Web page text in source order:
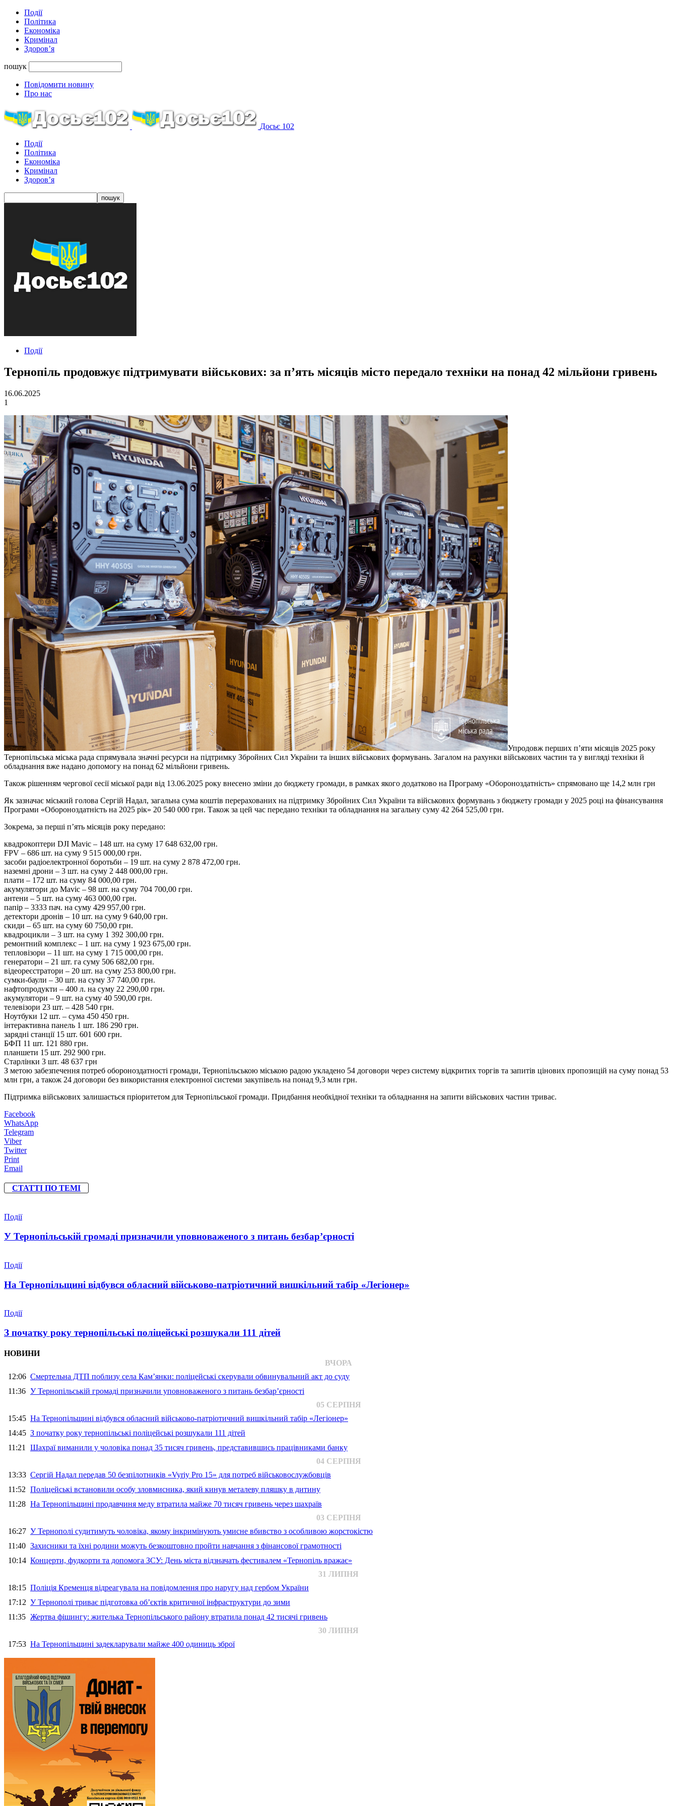
Події
Політика
Економіка
Кримінал
Здоров’я
пошук
Повідомити новину
Про нас
Досьє 102
Події
Політика
Економіка
Кримінал
Здоров’я
Події
Тернопіль продовжує підтримувати військових: за п’ять місяців місто передало техніки на понад 42 мільйони гривень
16.06.2025
1
Упродовж перших п’яти місяців 2025 року
Тернопільська міська рада спрямувала значні ресурси на підтримку Збройних Сил України та інших військових формувань. Загалом на рахунки військових частин та у вигляді техніки й
обладнання вже надано допомогу на понад 62 мільйони гривень.
Також рішенням чергової сесії міської ради від 13.06.2025 року внесено зміни до бюджету громади, в рамках якого додатково на Програму «Обороноздатність» спрямовано ще 14,2 млн грн
Як зазначає міський голова Сергій Надал, загальна сума коштів перерахованих на підтримку Збройних Сил України та військових формувань з бюджету громади у 2025 році на фінансування
Програми «Обороноздатність на 2025 рік» 20 540 000 грн. Також за цей час передано техніки та обладнання на загальну суму 42 264 525,00 грн.
Зокрема, за перші п’ять місяців року передано:
квадрокоптери DJI Mavic – 148 шт. на суму 17 648 632,00 грн.
FPV – 686 шт. на суму 9 515 000,00 грн.
засоби радіоелектронної боротьби – 19 шт. на суму 2 878 472,00 грн.
наземні дрони – 3 шт. на суму 2 448 000,00 грн.
плати – 172 шт. на суму 84 000,00 грн.
акумулятори до Mavic – 98 шт. на суму 704 700,00 грн.
антени – 5 шт. на суму 463 000,00 грн.
папір – 3333 пач. на суму 429 957,00 грн.
детектори дронів – 10 шт. на суму 9 640,00 грн.
скиди – 65 шт. на суму 60 750,00 грн.
квадроцикли – 3 шт. на суму 1 392 300,00 грн.
ремонтний комплекс – 1 шт. на суму 1 923 675,00 грн.
тепловізори – 11 шт. на суму 1 715 000,00 грн.
генератори – 21 шт. га суму 506 682,00 грн.
відеореєстратори – 20 шт. на суму 253 800,00 грн.
сумки-баули – 30 шт. на суму 37 740,00 грн.
нафтопродукти – 400 л. на суму 22 290,00 грн.
акумулятори – 9 шт. на суму 40 590,00 грн.
телевізори 23 шт. – 428 540 грн.
Ноутбуки 12 шт. – сума 450 450 грн.
інтерактивна панель 1 шт. 186 290 грн.
зарядні станції 15 шт. 601 600 грн.
БФП 11 шт. 121 880 грн.
планшети 15 шт. 292 900 грн.
Старлінки 3 шт. 48 637 грн
З метою забезпечення потреб обороноздатності громади, Тернопільською міською радою укладено 54 договори через систему відкритих торгів та запитів цінових пропозицій на суму понад 53
млн грн, а також 24 договори без використання електронної системи закупівель на понад 9,3 млн грн.
Підтримка військових залишається пріоритетом для Тернопільської громади. Придбання необхідної техніки та обладнання на запити військових частин триває.
Facebook
WhatsApp
Telegram
Viber
Twitter
Print
Email
СТАТТІ ПО ТЕМІ
Події
У Тернопільській громаді призначили уповноваженого з питань безбар’єрності
Події
На Тернопільщині відбувся обласний військово-патріотичний вишкільний табір «Легіонер»
Події
З початку року тернопільські поліцейські розшукали 111 дітей
НОВИНИ
ВЧОРА
12:06 Смертельна ДТП поблизу села Кам’янки: поліцейські скерували обвинувальний акт до суду
11:36 У Тернопільській громаді призначили уповноваженого з питань безбар’єрності
05 СЕРПНЯ
15:45 На Тернопільщині відбувся обласний військово-патріотичний вишкільний табір «Легіонер»
14:45 З початку року тернопільські поліцейські розшукали 111 дітей
11:21 Шахраї виманили у чоловіка понад 35 тисяч гривень, представившись працівниками банку
04 СЕРПНЯ
13:33 Сергій Надал передав 50 безпілотників «Vyriy Pro 15» для потреб військовослужбовців
11:52 Поліцейські встановили особу зловмисника, який кинув металеву пляшку в дитину
11:28 На Тернопільщині продавчиня меду втратила майже 70 тисяч гривень через шахраїв
03 СЕРПНЯ
16:27 У Тернополі судитимуть чоловіка, якому інкримінують умисне вбивство з особливою жорстокістю
11:40 Захисники та їхні родини можуть безкоштовно пройти навчання з фінансової грамотності
10:14 Концерти, фудкорти та допомога ЗСУ: День міста відзначать фестивалем «Тернопіль вражає»
31 ЛИПНЯ
18:15 Поліція Кременця відреагувала на повідомлення про наругу над гербом України
17:12 У Тернополі триває підготовка об’єктів критичної інфраструктури до зими
11:35 Жертва фішингу: жителька Тернопільського району втратила понад 42 тисячі гривень
30 ЛИПНЯ
17:53 На Тернопільщині задекларували майже 400 одиниць зброї